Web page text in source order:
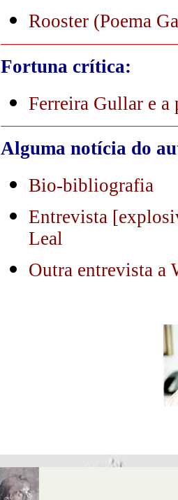
Rooster (Poema
Fortuna crítica:
Ferreira Gullar e a
Alguma notícia do
Bio-bibliografia
Entrevista
Leal
Outra entrevista a